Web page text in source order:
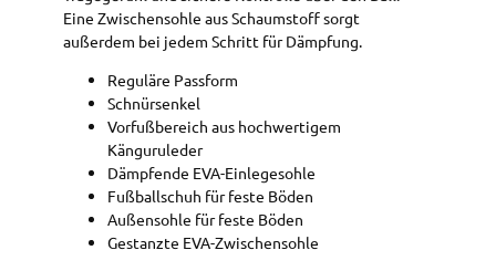
Eine Zwischensohle aus Schaumstoff sorgt
außerdem bei jedem Schritt für Dämpfung.
Reguläre Passform
Schnürsenkel
Vorfußbereich aus hochwertigem
Känguruleder
Dämpfende EVA-Einlegesohle
Fußballschuh für feste Böden
Außensohle für feste Böden
Gestanzte EVA-Zwischensohle